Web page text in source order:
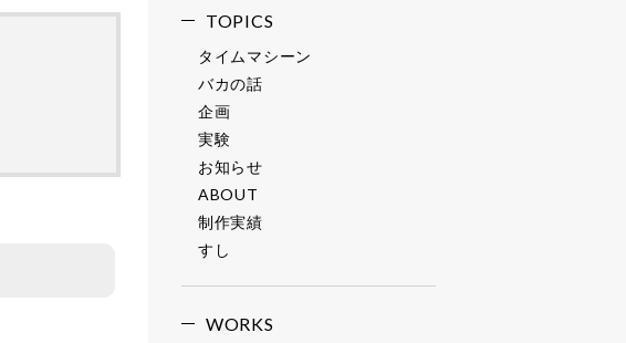
TOPICS
タイムマシーン
バカの話
企画
実験
お知らせ
ABOUT
制作実績
すし
WORKS